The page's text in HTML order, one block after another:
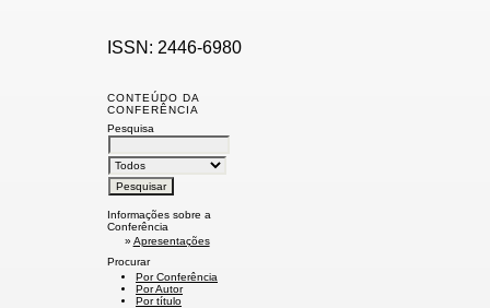
ISSN: 2446-6980
CONTEÚDO DA
CONFERÊNCIA
Pesquisa
Informações sobre a
Conferência
» Apresentações
Procurar
Por Conferência
Por Autor
Por título